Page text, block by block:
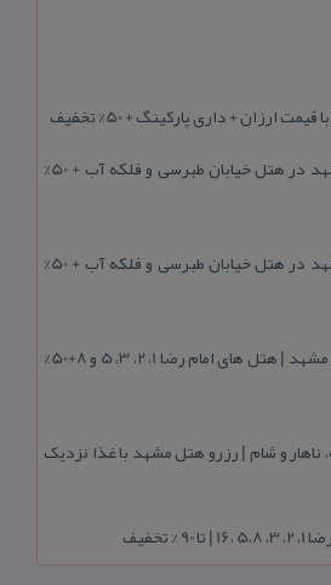
+ داری پارکینگ + 50% تخفیف
لیست هتل آپارتمان های مشهد در هتل خیابان طبرسی و فلکه آب + 50%
لیست هتل آپارتمان های مشهد در هتل خیابان طبرسی و فلکه آب + 50%
رزرو هتل در خیابان امام رضا مشهد | هتل‌ های امام رضا 1، 2، 3، 5 و 8+50%
و شام | رزرو هتل مشهد با غذا نزدیک